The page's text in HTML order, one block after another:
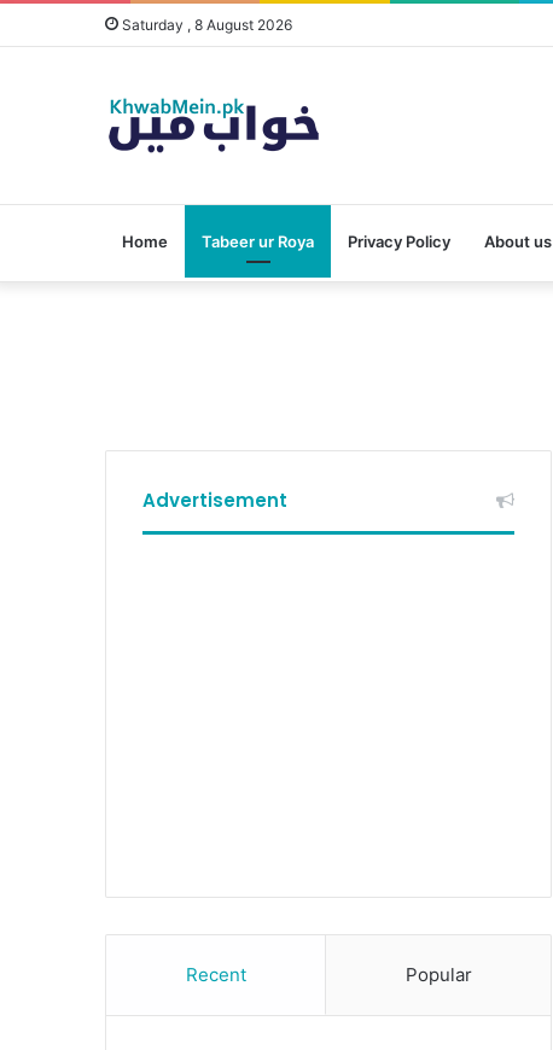
Saturday , 8 August 2026
Home Tabeer ur Roya Privacy Policy About us
Advertisement
Recent Popular